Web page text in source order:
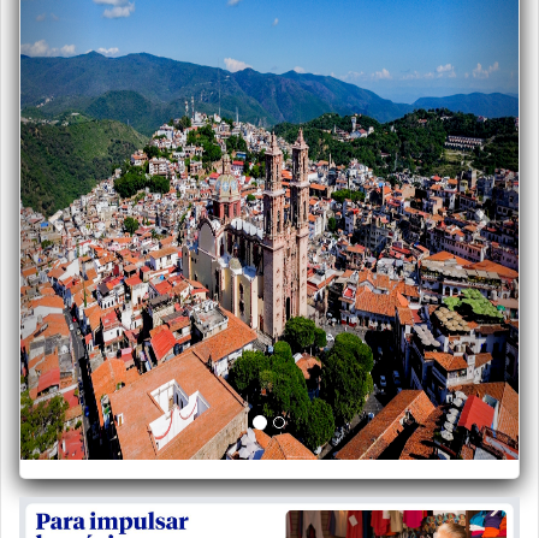
GOBIERNO
TRANSPARENCIA
ORGANO INTERNO DE CONTROL
CAPAT